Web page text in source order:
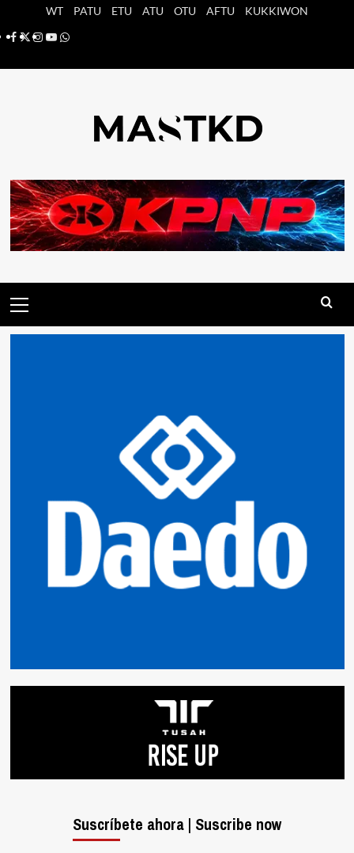
WT PATU ETU ATU OTU AFTU
KUKKIWON
Facebook
X Instagram
YouTube
Whatsapp
principal
Suscríbete ahora | Suscribe now